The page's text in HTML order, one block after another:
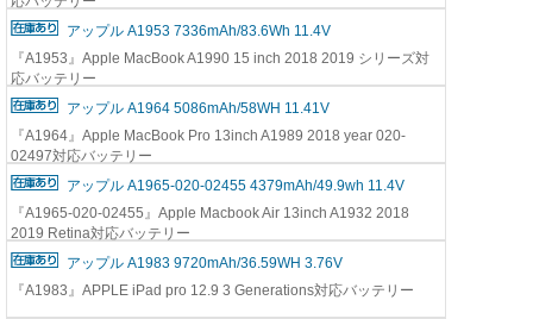
アップル A1953 7336mAh/83.6Wh 11.4V
『A1953』Apple MacBook A1990 15 inch 2018 2019 シリーズ対
応バッテリー
アップル A1964 5086mAh/58WH 11.41V
『A1964』Apple MacBook Pro 13inch A1989 2018 year 020-
02497対応バッテリー
アップル A1965-020-02455 4379mAh/49.9wh 11.4V
『A1965-020-02455』Apple Macbook Air 13inch A1932 2018
2019 Retina対応バッテリー
アップル A1983 9720mAh/36.59WH 3.76V
『A1983』APPLE iPad pro 12.9 3 Generations対応バッテリー